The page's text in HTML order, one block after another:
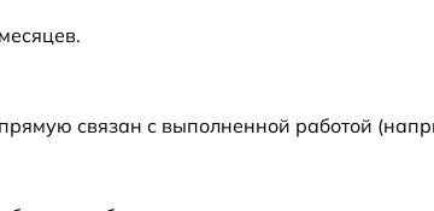
от 100 мин
связан с выполненной работой